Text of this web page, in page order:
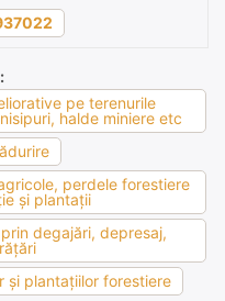
pe terenurile
halde miniere etc
perdele forestiere
şi plantaţii
degajări, depresaj,
şi plantaţiilor forestiere